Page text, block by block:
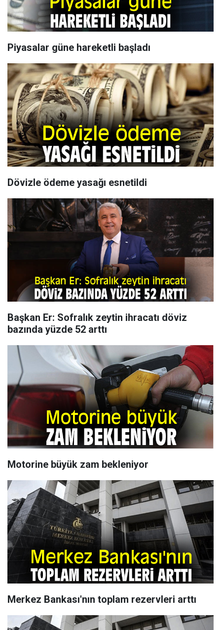
Piyasalar güne hareketli başladı
Dövizle ödeme yasağı esnetildi
Başkan Er: Sofralık zeytin ihracatı döviz
bazında yüzde 52 arttı
Motorine büyük zam bekleniyor
Merkez Bankası'nın toplam rezervleri arttı